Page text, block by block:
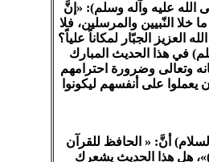
الله عليه وآله وسلم): «إنَّ
ما خلا النّبيين والمرسلين، فلا
العزيز الجبّار لمكاناً علياً؟
في هذا الحديث المبارك
وتعالى وضرورة احترامهم
على أنفسهم ليكونوا
أنَّ: « الحافظ للقرآن
به مع السفرة ([2]) الكرام البررة ([3])»، هل هذا الحديث يشعرك